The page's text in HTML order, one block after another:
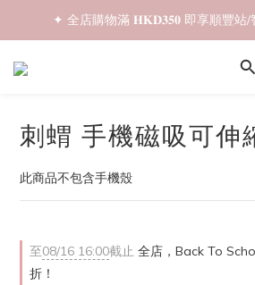
✦ 𝐁𝐚𝐜𝐤 𝐓𝐨 𝐒𝐜𝐡𝐨𝐨𝐥 𝐒𝐚𝐥𝐞📚 全
✦ 全店購物滿 𝐇𝐊𝐃𝟑𝟓𝟎 即享順豐站/
✦ 𝐁𝐚𝐜𝐤 𝐓𝐨 𝐒𝐜𝐡𝐨𝐨𝐥 𝐒𝐚𝐥𝐞📚 全
刺蝟 手機磁吸可伸
此商品不包含手機殼
至08/16 16:00截止 全店，Back To
折！